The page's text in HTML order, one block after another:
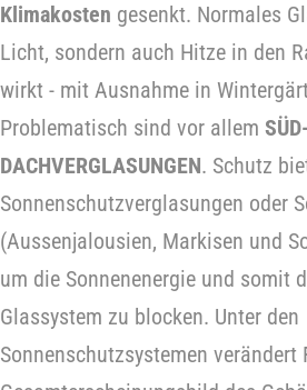
Klimakosten gesenkt. Normales
Licht, sondern auch Hitze in den
wirkt - mit Ausnahme in
Problematisch sind vor allem
DACHVERGLASUNGEN. Schutz
Sonnenschutzverglasungen oder
(Aussenjalousien, Markisen und
um die Sonnenenergie und somit
Glassystem zu blocken. Unter den
Sonnenschutzsystemen verändert